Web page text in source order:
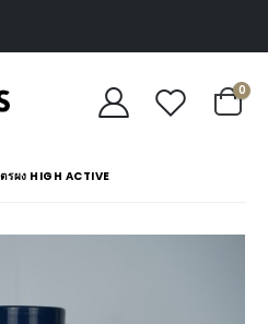
0
รผง HIGH ACTIVE